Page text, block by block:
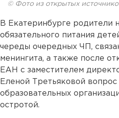
© Фото из открытых
В Екатеринбурге родители
обязательного питания
череды очередных ЧП,
менингита, а также после
ЕАН с заместителем
Еленой Третьяковой вопрос
образовательных
остротой.